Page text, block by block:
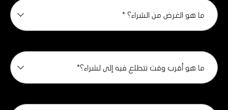
ما هو الغرض من الشراء؟ *
ما هو أقرب وقت تتطلع فيه إلى لشراء؟*